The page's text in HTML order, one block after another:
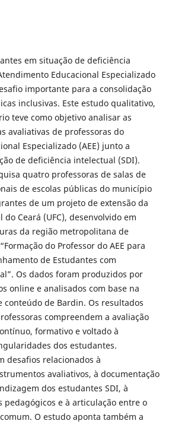
em situação de deficiência
Educacional Especializado
importante para a consolidação
inclusivas. Este estudo qualitativo,
teve como objetivo analisar as
avaliativas de professoras do
Especializado (AEE) junto a
de deficiência intelectual (SDI).
quatro professoras de salas de
de escolas públicas do município
de um projeto de extensão da
do Ceará (UFC), desenvolvido em
da região metropolitana de
do Professor do AEE para
de Estudantes com
Os dados foram produzidos por
online e analisados com base na
conteúdo de Bardin. Os resultados
compreendem a avaliação
formativo e voltado à
dos estudantes.
desafios relacionados à
avaliativos, à documentação
dos estudantes SDI, à
pedagógicos e à articulação entre o
O estudo aponta também a